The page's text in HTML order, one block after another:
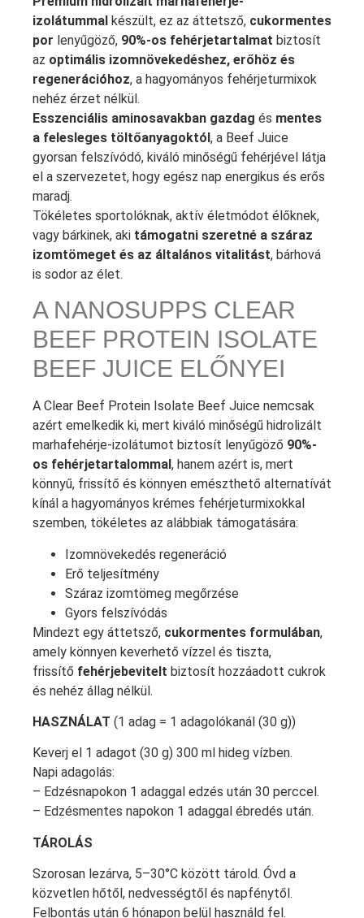
izolátummal készült, ez az áttetsző, cukormentes
por lenyűgöző, 90%-os fehérjetartalmat biztosít
az optimális izomnövekedéshez, erőhöz és
regenerációhoz, a hagyományos fehérjeturmixok
nehéz érzet nélkül.
Esszenciális aminosavakban gazdag és mentes
a felesleges töltőanyagoktól, a Beef Juice
gyorsan felszívódó, kiváló minőségű fehérjével látja
el a szervezetet, hogy egész nap energikus és erős
maradj.
Tökéletes sportolóknak, aktív életmódot élőknek,
vagy bárkinek, aki támogatni szeretné a száraz
izomtömeget és az általános vitalitást, bárhová
is sodor az élet.
A NANOSUPPS CLEAR
BEEF PROTEIN ISOLATE
BEEF JUICE ELŐNYEI
A Clear Beef Protein Isolate Beef Juice nemcsak
azért emelkedik ki, mert kiváló minőségű hidrolizált
marhafehérje-izolátumot biztosít lenyűgöző 90%-
os fehérjetartalommal, hanem azért is, mert
könnyű, frissítő és könnyen emészthető alternatívát
kínál a hagyományos krémes fehérjeturmixokkal
szemben, tökéletes az alábbiak támogatására:
Izomnövekedés regeneráció
Erő teljesítmény
Száraz izomtömeg megőrzése
Gyors felszívódás
Mindezt egy áttetsző, cukormentes formulában,
amely könnyen keverhető vízzel és tiszta,
frissítő fehérjebevitelt biztosít hozzáadott cukrok
és nehéz állag nélkül.
HASZNÁLAT (1 adag = 1 adagolókanál (30 g))
Keverj el 1 adagot (30 g) 300 ml hideg vízben.
Napi adagolás:
– Edzésnapokon 1 adaggal edzés után 30 perccel.
– Edzésmentes napokon 1 adaggal ébredés után.
TÁROLÁS
Szorosan lezárva, 5–30°C között tárold. Óvd a
közvetlen hőtől, nedvességtől és napfénytől.
Felbontás után 6 hónapon belül használd fel.